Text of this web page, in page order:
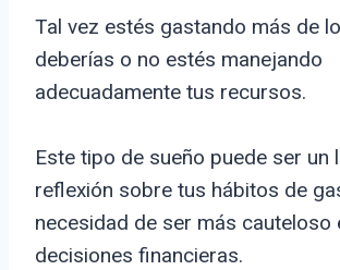
Tal vez estés gastando más de
deberías o no estés manejando
adecuadamente tus recursos.
Este tipo de sueño puede ser un
reflexión sobre tus hábitos de
necesidad de ser más cauteloso
decisiones financieras.